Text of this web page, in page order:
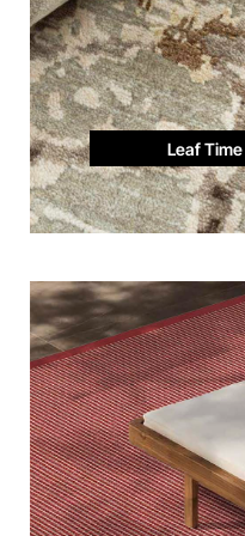
Leaf Time